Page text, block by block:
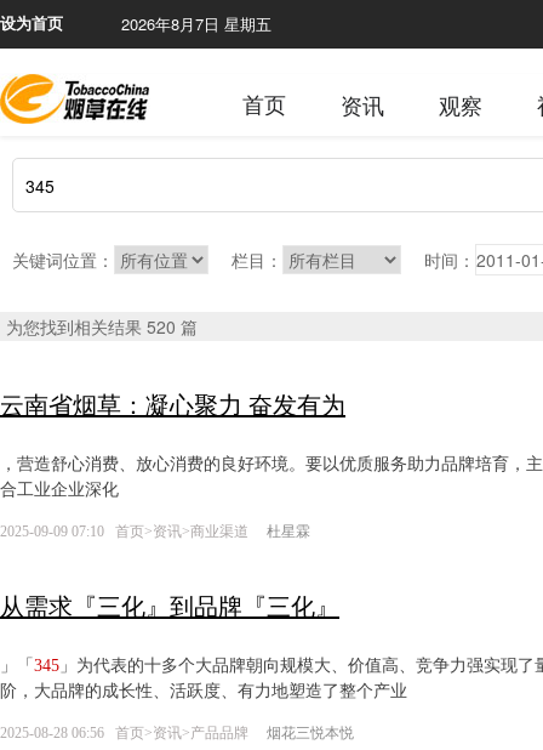
设为首页 2026年8月7日 星期五
首页 资讯 观察
关键词位置： 栏目： 时间：
为您找到相关结果 520 篇
云南省烟草：凝心聚力 奋发有为
，营造舒心消费、放心消费的良好环境。要以优质服务助力品牌培育，主
合工业企业深化
2025-09-09 07:10 首页>资讯>商业渠道 杜星霖
从需求『三化』到品牌『三化』
」「 345 」为代表的十多个大品牌朝向规模大、价值高、竞争力强实现
阶，大品牌的成长性、活跃度、有力地塑造了整个产业
2025-08-28 06:56 首页>资讯>产品品牌 烟花三悦本悦